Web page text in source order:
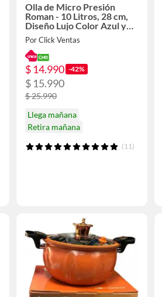
Olla de Micro Presión
Roman - 10 Litros, 28 cm,
Diseño Lujo Color Azul y
Tapa de Vidrio.
Por Click Ventas
$ 14.990 -42%
$ 15.990
$ 25.990
Llega mañana
Retira mañana
(11)